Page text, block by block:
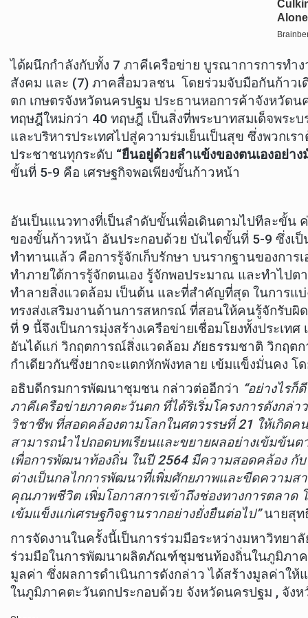
ได้ผนึกกำลังกับทั้ง 7 ภาคีเครือข่าย บูรณาการการท
สังคม และ (7) ภาคสื่อมวลชน โดยร่วมจับมือกันก้าว
ตก เกษตรจังหวัดนครปฐม ประธานหอการค้าจังหวัด
ทฤษฎีใหม่กว่า 40 ทฤษฎี เป็นสิ่งที่พระบาทสมเด็จพร
และบริหารประเทศไปสู่ความร่มเย็นเป็นสุข ซึ่งพวกเ
ประชาชนทุกระดับ “ยืนอยู่ด้วยลำแข้งของตนเองอย่าง
ขั้นที่ 5-9 คือ เศรษฐกิจพอเพียงขั้นก้าวหน้า
อันเป็นแนวทางที่เป็นลำดับขั้นเพื่อเดินตามไปทีละขั้น
ของขั้นก้าวหน้า อันประกอบด้วย บันไดขั้นที่ 5-9 ซึ่งเ
ทำทานแล้ว คือการรู้จักเก็บรักษา บนรากฐานของการ
ทำภายใต้การรู้จักตนเอง รู้จักพอประมาณ และทำไป
ทำลายสิ่งแวดล้อม เป็นต้น และที่สำคัญที่สุด ในการแ
ทรงส่งเสริมงานด้านการสหกรณ์ ที่สอนให้คนรู้จักรับ
ที่ 9 นี้จึงเป็นการมุ่งสร้างเครือข่ายเชื่อมโยงทั้งประเ
อันได้แก่ วิกฤตการณ์สิ่งแวดล้อม ภัยธรรมชาติ วิกฤตก
กำเดียวกันซึ่งยากจะแตกหักพังทลาย เข้มแข็งมั่นคง โ
อธิบดีกรมการพัฒนาชุมชน กล่าวต่ออีกว่า “อย่างไร
ภาคีเครือข่ายภาคตะวันตก ที่ได้ริเริ่มโครงการดังก
วิชาชีพ ที่สอดคล้องตามโลกในศตวรรษที่ 21 ให้เกิดค
สามารถนำไปถอดบทเรียนและขยายผลอย่างเข้มข้
เพื่อการพัฒนาท้องถิ่น ในปี 2564 มีความสอดคล้อง กั
ต่างเป็นกลไกการพัฒนาที่เพิ่มศักยภาพและขีดความส
คุณภาพชีวิต เพิ่มโอกาสการเข้าถึงช่องทางการตลา
เข้มแข็งแก่เศรษฐกิจฐานรากอย่างยั่งยืนต่อไป”นายสุท
การจัดงานในครั้งนี้เป็นการร่วมมือระหว่างมหาวิท
ร่วมมือในการพัฒนาผลิตภัณฑ์ชุมชนท้องถิ่นในภูมิภา
มูลค่า ซึ่งผลการดำเนินการดังกล่าว ได้สร้างมูลค่าใ
ในภูมิภาคตะวันตกประกอบด้วย จังหวัดนครปฐม , จัง